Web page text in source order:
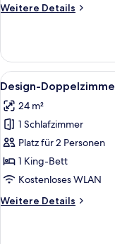
Weitere Details
Weitere
Zimmer
Alle
Fotos
für
Design-
Doppelzimmer
(Movie
Theme)
7
Design-
24 m²
1 Schlafzimmer
Platz für 2 Personen
1 King-Bett
Kostenloses WLAN
Weitere Details
Weitere